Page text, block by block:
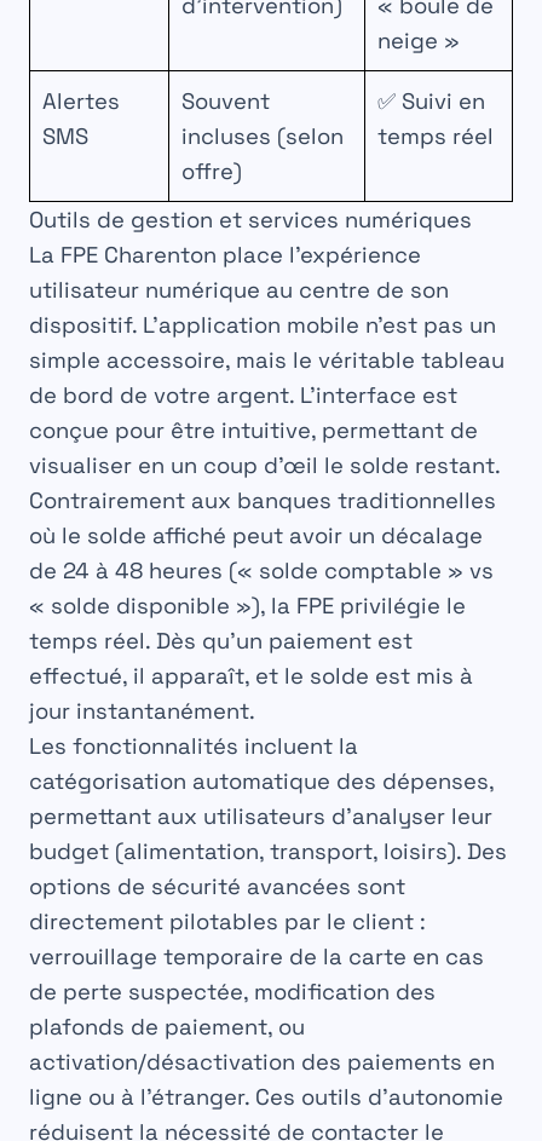
neige »
Alertes
SMS
Souvent
incluses (selon
offre)
✅ Suivi en
temps réel
Outils de gestion et services numériques
La FPE Charenton place l’expérience
utilisateur numérique au centre de son
dispositif. L’application mobile n’est pas un
simple accessoire, mais le véritable tableau
de bord de votre argent. L’interface est
conçue pour être intuitive, permettant de
visualiser en un coup d’œil le solde restant.
Contrairement aux banques traditionnelles
où le solde affiché peut avoir un décalage
de 24 à 48 heures (« solde comptable » vs
« solde disponible »), la FPE privilégie le
temps réel. Dès qu’un paiement est
effectué, il apparaît, et le solde est mis à
jour instantanément.
Les fonctionnalités incluent la
catégorisation automatique des dépenses,
permettant aux utilisateurs d’analyser leur
budget (alimentation, transport, loisirs). Des
options de sécurité avancées sont
directement pilotables par le client :
verrouillage temporaire de la carte en cas
de perte suspectée, modification des
plafonds de paiement, ou
activation/désactivation des paiements en
ligne ou à l’étranger. Ces outils d’autonomie
réduisent la nécessité de contacter le